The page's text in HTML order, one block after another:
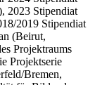
2023 Stipendiat
2019 Stipendiat
(Beirut,
Projektraums
Projektserie
Bremen,